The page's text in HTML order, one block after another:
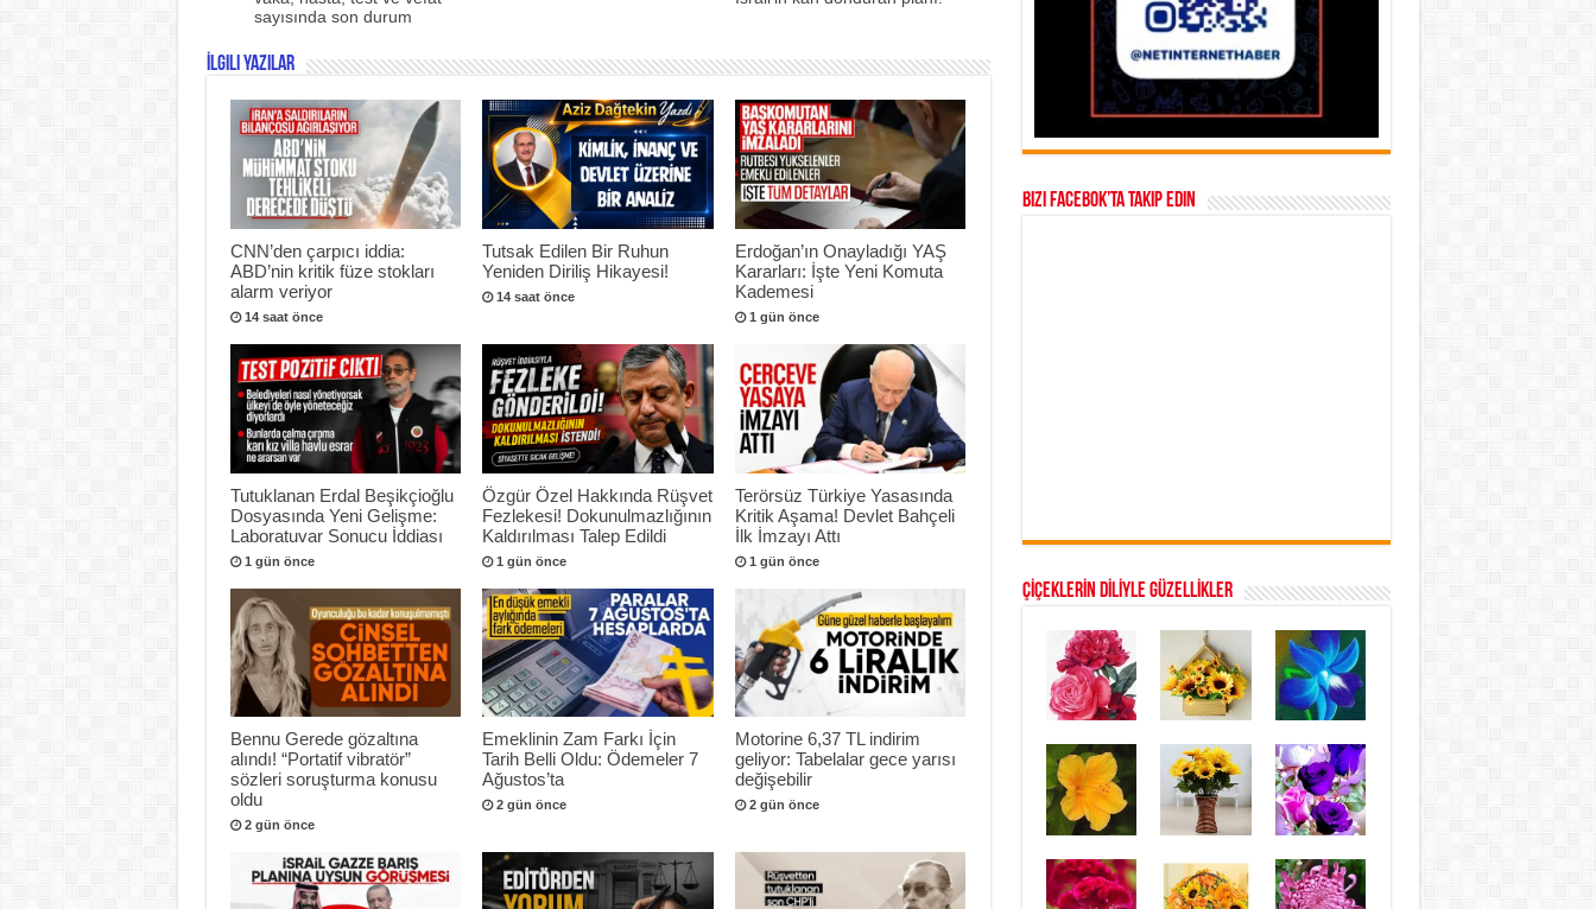
sayısında son durum
İlgili Yazılar
CNN’den çarpıcı iddia:
ABD’nin kritik füze stokları
alarm veriyor
14 saat önce
Tutsak Edilen Bir Ruhun
Yeniden Diriliş Hikayesi!
14 saat önce
Erdoğan’ın Onayladığı YAŞ
Kararları: İşte Yeni Komuta
Kademesi
1 gün önce
Tutuklanan Erdal Beşikçioğlu
Dosyasında Yeni Gelişme:
Laboratuvar Sonucu İddiası
1 gün önce
Özgür Özel Hakkında Rüşvet
Fezlekesi! Dokunulmazlığının
Kaldırılması Talep Edildi
1 gün önce
Terörsüz Türkiye Yasasında
Kritik Aşama! Devlet Bahçeli
İlk İmzayı Attı
1 gün önce
Bennu Gerede gözaltına
alındı! “Portatif vibratör”
sözleri soruşturma konusu
oldu
2 gün önce
Emeklinin Zam Farkı İçin
Tarih Belli Oldu: Ödemeler 7
Ağustos’ta
2 gün önce
Motorine 6,37 TL indirim
geliyor: Tabelalar gece yarısı
değişebilir
2 gün önce
Bizi Facebok’ta takip edin
ÇİÇEKLERİN DİLİYLE GÜZELLİKLER